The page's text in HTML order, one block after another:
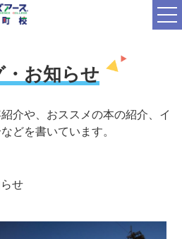
・お知らせ
介や、おススメの本の紹介、イ
どを書いています。
せ